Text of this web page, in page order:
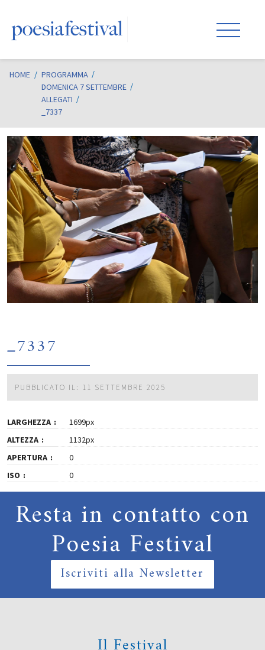
HOME / PROGRAMMA
DOMENICA 7 SETTEMBRE
ALLEGATI
_7337
_7337
PUBBLICATO IL: 11 SETTEMBRE 2025
LARGHEZZA
1699px
ALTEZZA
1132px
APERTURA
0
ISO
0
Resta in contatto con
Poesia Festival
Iscriviti alla Newsletter